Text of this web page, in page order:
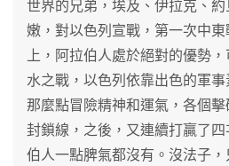
世界的兄弟，埃及、伊拉克、
嫩，對以色列宣戰，第一次中
上，阿拉伯人處於絕對的優勢
水之戰，以色列依靠出色的軍
那麼點冒險精神和運氣，各個
封鎖線，之後，又連續打贏了
伯人一點脾氣都沒有。沒法子，